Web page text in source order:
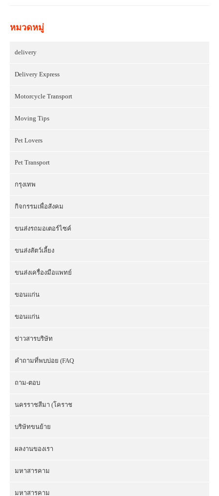
หมวดหมู่
delivery
Delivery Express
Motorcycle Transport
Moving Tips
Pet Lovers
Pet Transport
กรุงเทพ
กิจกรรมเพื่อสังคม
ขนส่งรถมอเตอร์ไซค์
ขนส่งสัตว์เลี้ยง
ขนส่งเครื่องมือแพทย์
ขอนแก่น
ขอนแก่น
ข่าวสารบริษัท
คำถามที่พบบ่อย (FAQ
ถาม-ตอบ
นครราชสีมา (โคราช
บริษัทขนย้าย
ผลงานของเรา
มหาสารคาม
มหาสารคาม